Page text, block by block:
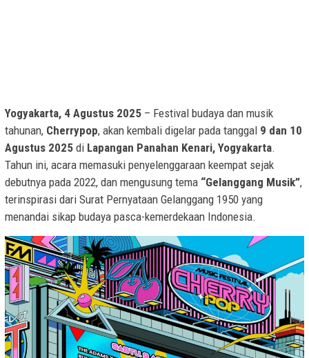
Yogyakarta, 4 Agustus 2025 – Festival budaya dan musik
tahunan, Cherrypop, akan kembali digelar pada tanggal 9 dan 10
Agustus 2025 di Lapangan Panahan Kenari, Yogyakarta.
Tahun ini, acara memasuki penyelenggaraan keempat sejak
debutnya pada 2022, dan mengusung tema “Gelanggang Musik”,
terinspirasi dari Surat Pernyataan Gelanggang 1950 yang
menandai sikap budaya pasca-kemerdekaan Indonesia.